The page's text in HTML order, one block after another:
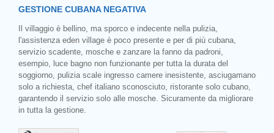
GESTIONE CUBANA NEGATIVA
Il villaggio è bellino, ma sporco e indecente nella pulizia,
l'assistenza eden village è poco presente e per di più cubana,
servizio scadente, mosche e zanzare la fanno da padroni,
esempio, luce bagno non funzionante per tutta la durata del
soggiorno, pulizia scale ingresso camere inesistente, asciugamano
solo a richiesta, chef italiano sconosciuto, ristorante solo cubano,
garantendo il servizio solo alle mosche. Sicuramente da migliorare
in tutta la gestione.